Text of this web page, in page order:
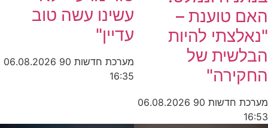
האם טוענת –
"נאלצתי להיות
הבלשית של
החקירה"
מערכת חדשות 90
06.08.2026
16:53
עשינו עשה טוב
עדיין"
מערכת חדשות 90
06.08.2026
16:35